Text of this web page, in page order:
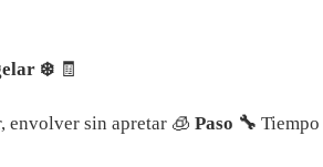
❄️ 🧾
envolver sin apretar 🧊 Paso 🔧 Tiempo